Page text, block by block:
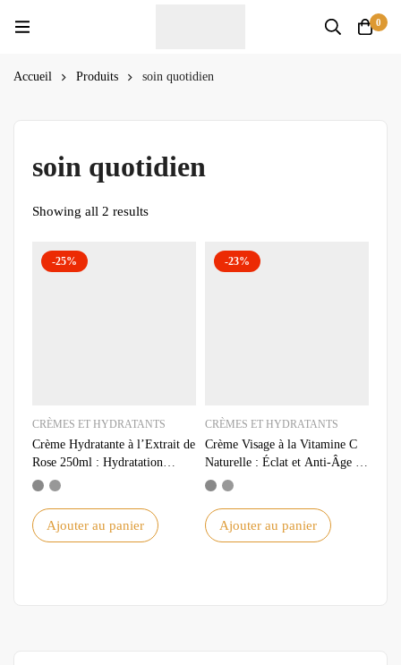
0
Accueil Produits soin quotidien
soin quotidien
Showing all 2 results
-25%
CRÈMES ET HYDRATANTS
Crème Hydratante à l’Extrait de
Rose 250ml : Hydratation
Intense et Parfum Envoûtant
Ajouter au panier
-23%
CRÈMES ET HYDRATANTS
Crème Visage à la Vitamine C
Naturelle : Éclat et Anti-Âge –
Découvrez les Bienfaits
Ajouter au panier